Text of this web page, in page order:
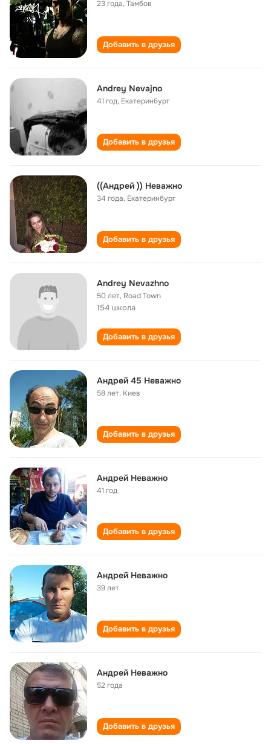
23 года,Тамбов
Добавить в друзья
Andrey Nevajno
41 год, Екатеринбург
Добавить в друзья
((Андрей )) Неважно
34 года, Екатеринбург
Добавить в друзья
Andrey Nevazhno
50 лет, Road Town
154 школа
Добавить в друзья
Андрей 45 Неважно
58 лет, Киев
Добавить в друзья
Андрей Неважно
41 год
Добавить в друзья
Андрей Неважно
39 лет
Добавить в друзья
Андрей Неважно
52 года
Добавить в друзья